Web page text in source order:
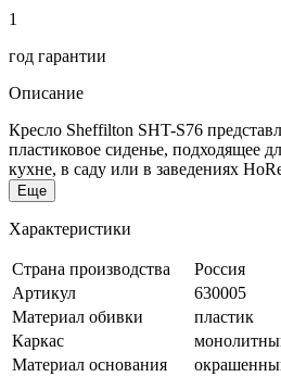
1
год гарантии
Описание
Кресло Sheffilton SHT-S76
пластиковое сиденье, подходящее
кухне, в саду или в заведениях
Еще
Характеристики
Страна производства
Россия
Артикул
630005
Материал обивки
пластик
Каркас
Материал основания